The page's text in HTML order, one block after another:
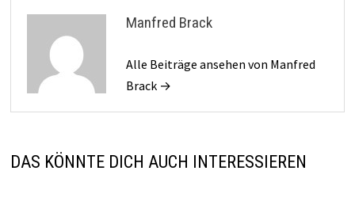
Manfred Brack
Alle Beiträge ansehen von Manfred
Brack →
DAS KÖNNTE DICH AUCH INTERESSIEREN